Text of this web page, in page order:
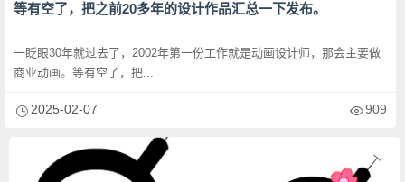
等有空了，把之前20多年的设计作品汇总一下发布。
一眨眼30年就过去了，2002年第一份工作就是动画设计师，那会主要做
商业动画。等有空了，把...
2025-02-07 909